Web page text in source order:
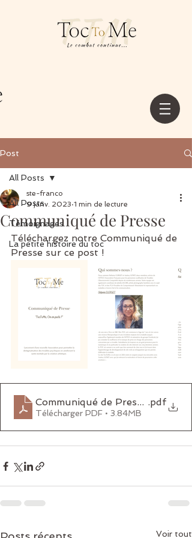
Post
All Posts
Témoignages
La petite histoire du toc
All Posts
Communiqué de Presse
ste-franco
9 janv. 2023 1 min de lecture
Téléchargez notre Communiqué de
Presse sur ce post !
Communiqué de Presse TocToMe
.pdf
Télécharger PDF • 3.84MB
Voir tout